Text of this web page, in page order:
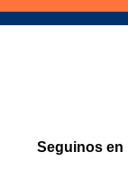
Seguinos en